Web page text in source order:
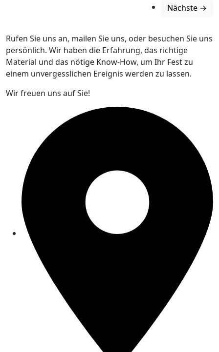
Nächste →
Rufen Sie uns an, mailen Sie uns, oder besuchen Sie uns
persönlich. Wir haben die Erfahrung, das richtige
Material und das nötige Know-How, um Ihr Fest zu
einem unvergesslichen Ereignis werden zu lassen.
Wir freuen uns auf Sie!